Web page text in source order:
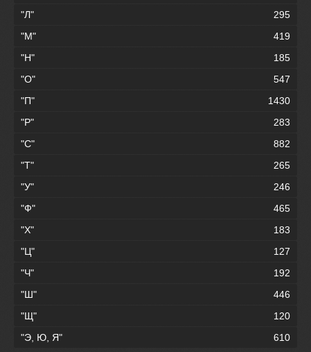
"Л"
295
"М"
419
"Н"
185
"О"
547
"П"
1430
"Р"
283
"С"
882
"Т"
265
"У"
246
"Ф"
465
"Х"
183
"Ц"
127
"Ч"
192
"Ш"
446
"Щ"
120
"Э, Ю, Я"
610